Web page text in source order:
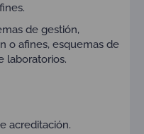
de gestión,
o afines, esquemas de
laboratorios.
acreditación.